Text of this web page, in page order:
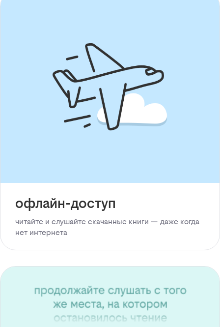
офлайн-доступ
читайте и слушайте скачанные книги — даже когда
нет интернета